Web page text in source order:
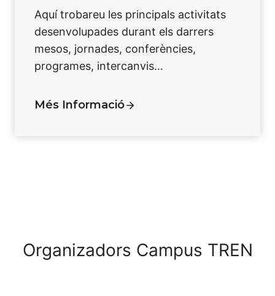
Aquí trobareu les principals activitats
desenvolupades durant els darrers
mesos, jornades, conferències,
programes, intercanvis…
Més Informació
Organizadors Campus TREN